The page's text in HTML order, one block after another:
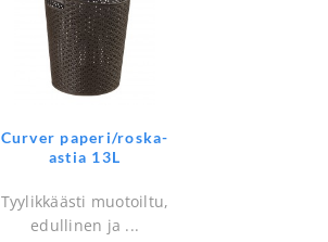
Curver paperi/roska-
astia 13L
Tyylikkäästi muotoiltu,
edullinen ja ...